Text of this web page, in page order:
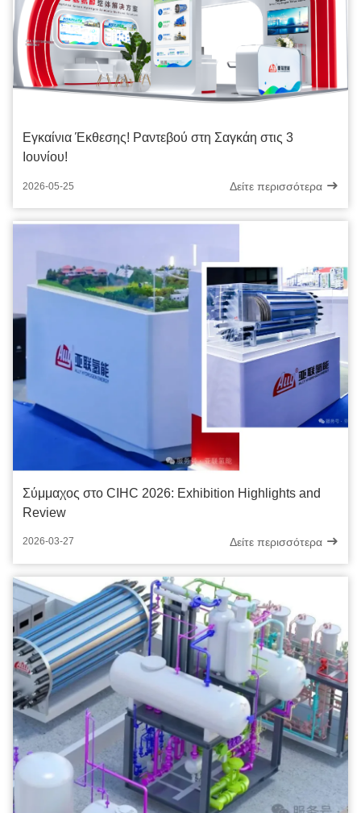
Εγκαίνια Έκθεσης! Ραντεβού στη Σαγκάη στις 3
Ιουνίου!
2026-05-25 Δείτε περισσότερα
Σύμμαχος στο CIHC 2026: Exhibition Highlights and
Review
2026-03-27 Δείτε περισσότερα